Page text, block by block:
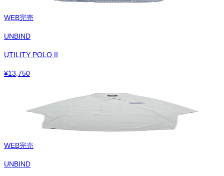
WEB完売
UNBIND
UTILITY POLO II
¥13,750
WEB完売
UNBIND